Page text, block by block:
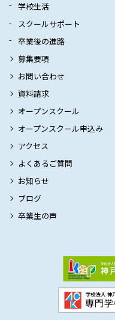
学校生活
スクールサポート
卒業後の進路
募集要項
お問い合わせ
資料請求
オープンスクール
オープンスクール申込み
アクセス
よくあるご質問
お知らせ
ブログ
卒業生の声